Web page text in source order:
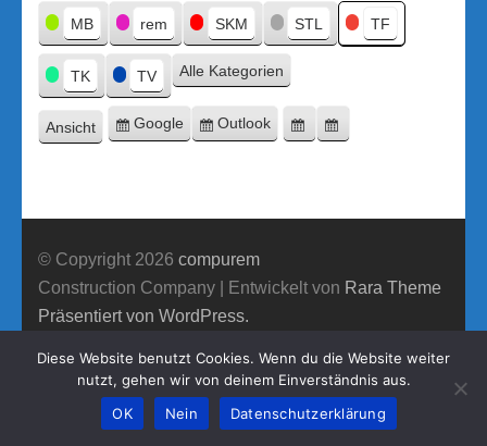
MB rem SKM STL TF
TK TV Alle Kategorien
Ansicht ausdrucken
Eintragen
Google
Eintragen
Outlook
Google-
© Copyright 2026 compurem
Construction Company | Entwickelt von Rara Theme
Präsentiert von WordPress.
Diese Website benutzt Cookies. Wenn du die Website weiter
nutzt, gehen wir von deinem Einverständnis aus.
OK
Nein Datenschutzerklärung